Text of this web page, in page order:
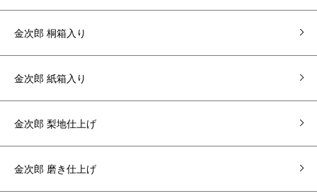
金次郎 桐箱入り
金次郎 紙箱入り
金次郎 梨地仕上げ
金次郎 磨き仕上げ